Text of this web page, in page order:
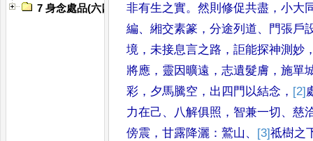
7 身念處品(六四-七〇)非有生之實。然則修促共盡 ，小大
編、緗交素篆 ，分途列道、 門張戶
境 ，未接息言之路 ，詎能探神測妙
將應 ， 靈因曠遠 ，志遺髮膚 ，施單
彩 ， 夕馬騰空 ， 出四門以結念 ， [2]
力在己 、 八解俱照 ， 智兼一切 、慈
傍震 ，甘露降灑 ：鷲山 、 [3]祗樹之